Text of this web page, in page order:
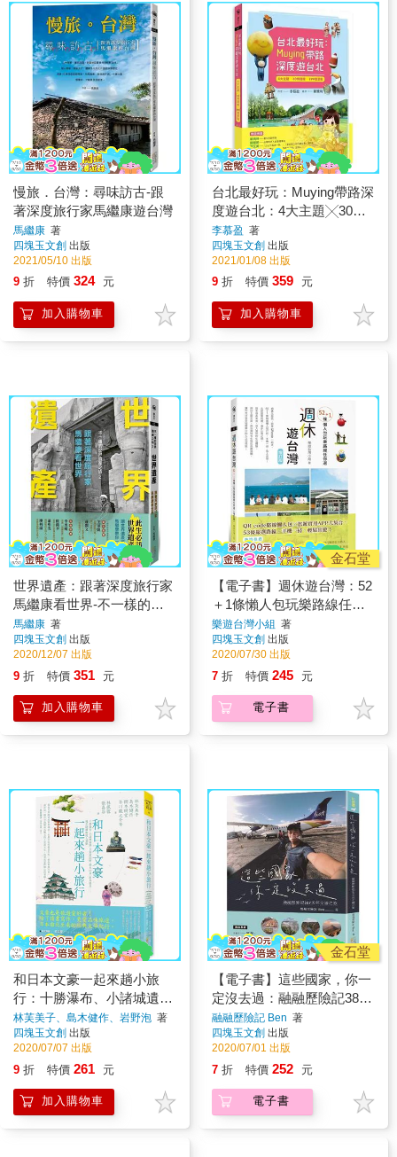
慢旅．台灣：尋味訪古-跟
著深度旅行家馬繼康遊台灣
馬繼康 著
四塊玉文創 出版
2021/05/10 出版
9 折 特價 324 元
加入購物車
台北最好玩：Muying帶路深
度遊台北：4大主題╳30條
路線╳199個景點
李慕盈 著
四塊玉文創 出版
2021/01/08 出版
9 折 特價 359 元
加入購物車
世界遺產：跟著深度旅行家
馬繼康看世界-不一樣的世
界遺產之旅2
馬繼康 著
四塊玉文創 出版
2020/12/07 出版
9 折 特價 351 元
加入購物車
金石堂
【電子書】週休遊台灣：52
＋1條懶人包玩樂路線任你
選（增訂版）
樂遊台灣小組 著
四塊玉文創 出版
2020/07/30 出版
7 折 特價 245 元
電子書
和日本文豪一起來趟小旅
行：十勝瀑布、小諸城遺
跡、北海道田野、栃木山
景、群馬溫泉……漫步隱藏
版迷人景點
林芙美子、島木健作、岩野泡 著
四塊玉文創 出版
2020/07/07 出版
9 折 特價 261 元
加入購物車
金石堂
【電子書】這些國家，你一
定沒去過：融融歷險記387
天邦交國之旅
融融歷險記 Ben 著
四塊玉文創 出版
2020/07/01 出版
7 折 特價 252 元
電子書